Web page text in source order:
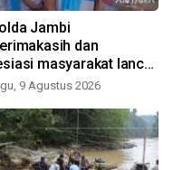
Jambi
dan
masyarakat lancar
PMR 2026
9 Agustus 2026